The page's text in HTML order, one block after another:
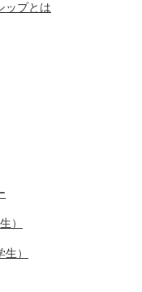
ップとは
）
）